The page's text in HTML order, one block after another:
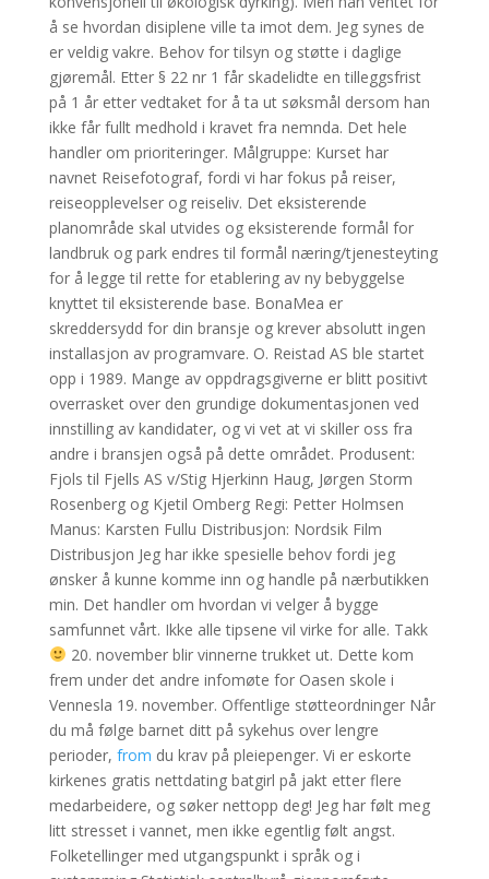
å se hvordan disiplene ville ta imot dem. Jeg synes de
er veldig vakre. Behov for tilsyn og støtte i daglige
gjøremål. Etter § 22 nr 1 får skadelidte en tilleggsfrist
på 1 år etter vedtaket for å ta ut søksmål dersom han
ikke får fullt medhold i kravet fra nemnda. Det hele
handler om prioriteringer. Målgruppe: Kurset har
navnet Reisefotograf, fordi vi har fokus på reiser,
reiseopplevelser og reiseliv. Det eksisterende
planområde skal utvides og eksisterende formål for
landbruk og park endres til formål næring/tjenesteyting
for å legge til rette for etablering av ny bebyggelse
knyttet til eksisterende base. BonaMea er
skreddersydd for din bransje og krever absolutt ingen
installasjon av programvare. O. Reistad AS ble startet
opp i 1989. Mange av oppdragsgiverne er blitt positivt
overrasket over den grundige dokumentasjonen ved
innstilling av kandidater, og vi vet at vi skiller oss fra
andre i bransjen også på dette området. Produsent:
Fjols til Fjells AS v/Stig Hjerkinn Haug, Jørgen Storm
Rosenberg og Kjetil Omberg Regi: Petter Holmsen
Manus: Karsten Fullu Distribusjon: Nordsik Film
Distribusjon Jeg har ikke spesielle behov fordi jeg
ønsker å kunne komme inn og handle på nærbutikken
min. Det handler om hvordan vi velger å bygge
samfunnet vårt. Ikke alle tipsene vil virke for alle. Takk
20. november blir vinnerne trukket ut. Dette kom
frem under det andre infomøte for Oasen skole i
Vennesla 19. november. Offentlige støtteordninger Når
du må følge barnet ditt på sykehus over lengre
perioder, from du krav på pleiepenger. Vi er eskorte
kirkenes gratis nettdating batgirl på jakt etter flere
medarbeidere, og søker nettopp deg! Jeg har følt meg
litt stresset i vannet, men ikke egentlig følt angst.
Folketellinger med utgangspunkt i språk og i